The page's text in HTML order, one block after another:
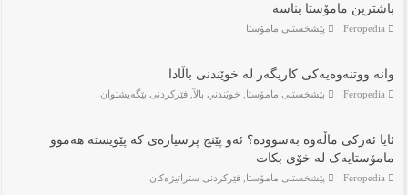
باشترین مامۆستا بناسە
Feropedia پێشخستنى مامۆستا
وانە ووتنەوەیەکی کاریگەر لە خوێندنی باڵادا
Feropedia پێشخستنى مامۆستا خويَندني بالآ ,فێركردنى پێگەيشتوان
ئایا ئەركی ماڵەوە بەسوودە؟ ئەو پێنج پرسیارەی کە پێویستە هەموو
مامۆستایەک لە خۆی بکات
Feropedia پێشخستنى مامۆستا ,فێركردنى ستراتيژەكان